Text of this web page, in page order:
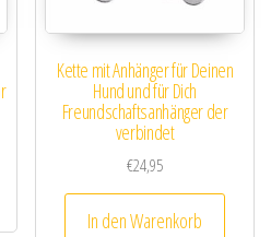
Kette mit Anhänger für Deinen
Hund und für Dich
Freundschaftsanhänger der
verbindet
€24,95
In den Warenkorb